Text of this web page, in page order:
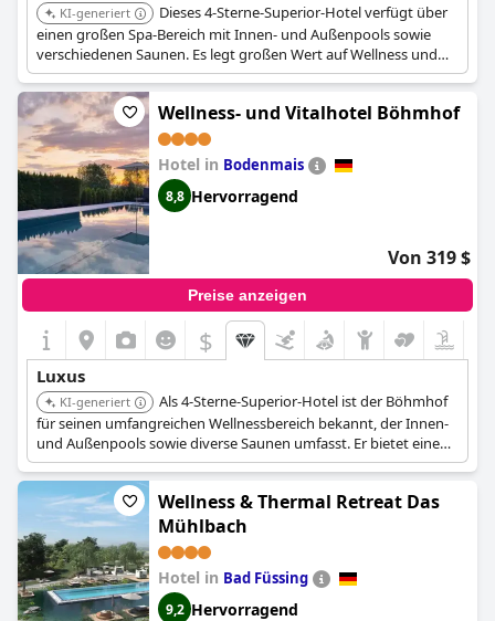
KI-generiert
Dieses 4-Sterne-Superior-Hotel verfügt über
einen großen Spa-Bereich mit Innen- und Außenpools sowie
verschiedenen Saunen. Es legt großen Wert auf Wellness und
Entspannung und bietet eine umfassende Palette an
Einrichtungen, die auf Verjüngung und Komfort ausgelegt sind.
Wellness- und Vitalhotel Böhmhof
Hotel in Bodenmais
8,8 Hervorragend
Von 319 $
Preise anzeigen
$
Luxus
KI-generiert
Als 4-Sterne-Superior-Hotel ist der Böhmhof
für seinen umfangreichen Wellnessbereich bekannt, der Innen-
und Außenpools sowie diverse Saunen umfasst. Er bietet eine
breite Palette an Wellnessanwendungen und somit ein
komplettes Erlebnis für Gäste, die Vitalität und Entspannung
suchen.
Wellness & Thermal Retreat Das
Mühlbach
Hotel in Bad Füssing
9,2 Hervorragend